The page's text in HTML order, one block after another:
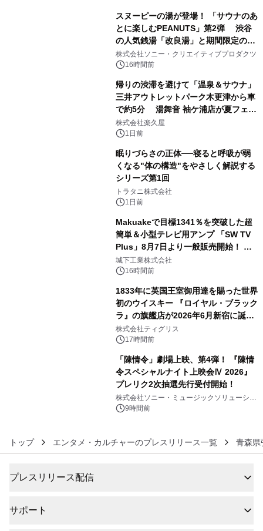
スヌーピーの湯が登場！ 「サウナのあ
とに楽しむPEANUTS」第2弾 渋谷
の人気銭湯「改良湯」と期間限定のコ
ラボレーション サウナイキタイコラ
ボグッズも発売決定！
株式会社ソニー・クリエイティブプロダクツ
16時間前
帰りの渋滞を避けて「温泉＆サウナ」
三井アウトレットパーク木更津から車
で約5分 湯舞音 袖ケ浦店が夏フェア
メニューを提供
株式会社楽久屋
1日前
眠りづらさの正体──寝ると呼吸が弱
くなる"体の構造"をやさしく解説する
シリーズ第1回
トラタニ株式会社
1日前
Makuakeで目標1341％を突破した超
簡単＆小型テレビ用アンプ 「SW TV
Plus」8月7日より一般販売開始！ ケ
ーブル1本つなぐだけ、テレビの音が
ぐっと豊かに
城下工業株式会社
16時間前
1833年に英国王室御用達を賜った世界
初のウイスキー 『ロイヤル・ブラック
ラ』の旗艦店が2026年6月新宿に誕
生 バカルディ ジャパンと連携した
没入型バー「BAR Arca」
株式会社ティグリス
17時間前
「陳情令」劇場上映、第4弾！ 『陳情
令スペシャルナイト上映会Ⅳ 2026』
プレリク2次抽選先行受付開始！
株式会社ソニー・ミュージックソリューショ
ンズ9時間前
トップ エンタメ・カルチャーのプレスリリース一覧 青森県
プレスリリース配信
サポート